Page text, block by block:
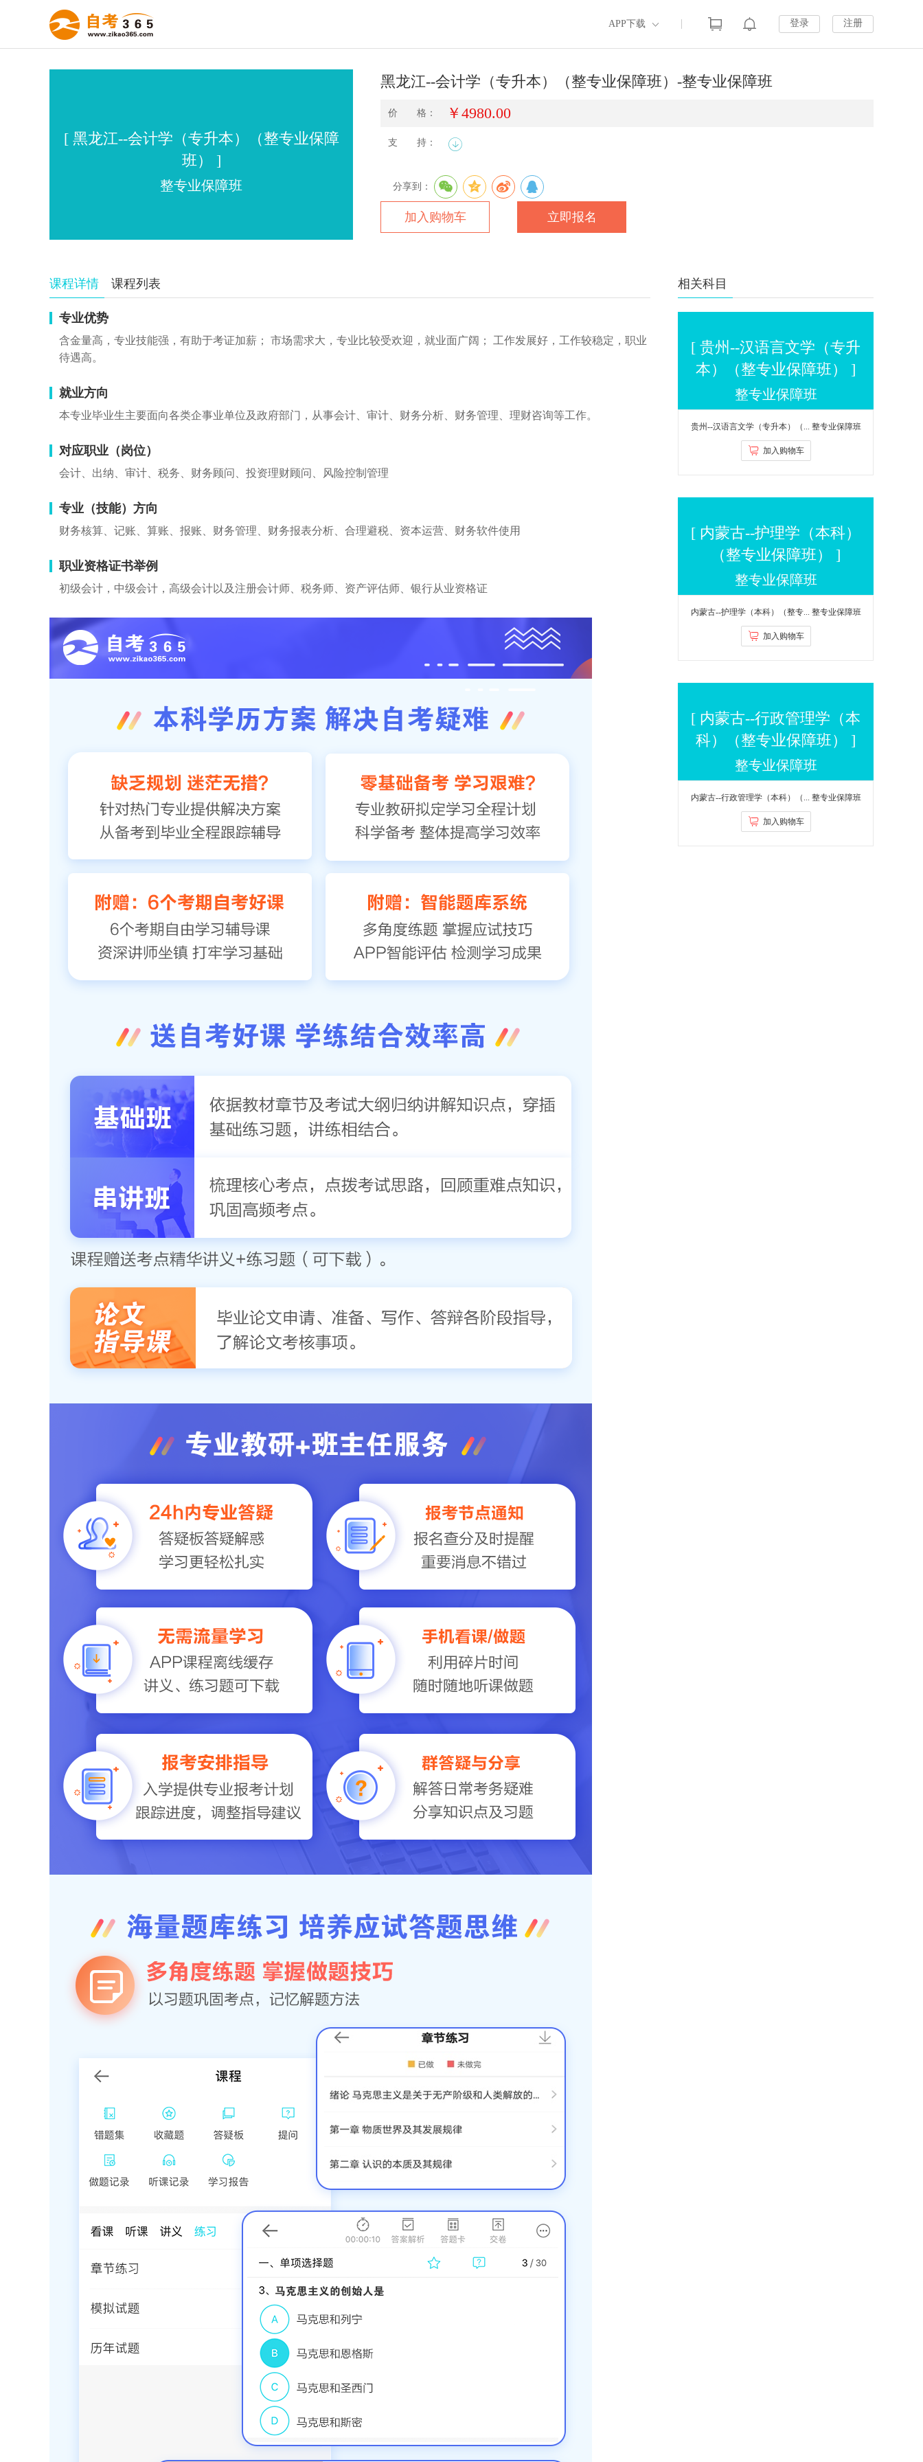
登录 注册
APP下载
[ 黑龙江--会计学（专升本）（整专业保障
班） ]
整专业保障班
黑龙江--会计学（专升本）（整专业保障班）-整专业保障班
价 格： ￥4980.00
支 持：
分享到：
加入购物车 立即报名
课程详情 课程列表
专业优势
含金量高，专业技能强，有助于考证加薪； 市场需求大，专业比较受欢迎，就业面广阔； 工作发展好，工作较稳定，职业
待遇高。
就业方向
本专业毕业生主要面向各类企事业单位及政府部门，从事会计、审计、财务分析、财务管理、理财咨询等工作。
对应职业（岗位）
会计、出纳、审计、税务、财务顾问、投资理财顾问、风险控制管理
专业（技能）方向
财务核算、记账、算账、报账、财务管理、财务报表分析、合理避税、资本运营、财务软件使用
职业资格证书举例
初级会计，中级会计，高级会计以及注册会计师、税务师、资产评估师、银行从业资格证
相关科目
[ 贵州--汉语言文学（专升
本）（整专业保障班） ]
整专业保障班
贵州--汉语言文学（专升本）（... 整专业保障班
$4980.00
加入购物车
[ 内蒙古--护理学（本科）
（整专业保障班） ]
整专业保障班
内蒙古--护理学（本科）（整专... 整专业保障班
$4980.00
加入购物车
[ 内蒙古--行政管理学（本
科）（整专业保障班） ]
整专业保障班
内蒙古--行政管理学（本科）（... 整专业保障班
$4980.00
加入购物车